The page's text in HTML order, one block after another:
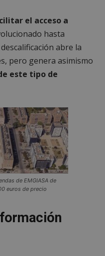
el acceso a
hasta
abre la
pero genera asimismo
este tipo de
de EMGIASA de
euros de precio